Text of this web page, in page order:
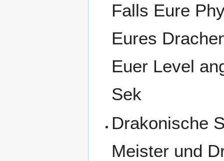
Falls Eure
Eures
Euer Level
Sek
Drakonische
Meister und